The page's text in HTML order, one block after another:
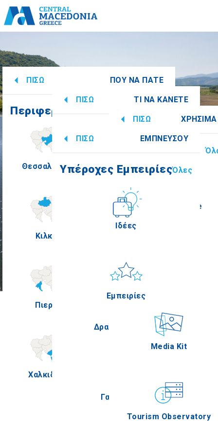
ΠΙΣΩ ΠΟΥ ΝΑ ΠΑΤΕ
Περιφερειακές Ενότητες
Θεσσαλονίκη Ημαθία
Κιλκίς
Πιερία
Χαλκιδική
ΠΙΣΩ ΤΙ ΝΑ ΚΑΝΕΤΕ
Πολιτισμός
Δραστηριότητες
Γαστρονομία
ΠΙΣΩ ΧΡΗΣΙΜΑ
How to get there
Media Kit
Tourism Observatory
ΠΙΣΩ ΕΜΠΝΕΥΣΟΥ
Υπέροχες ΕμπειρίεςΌλες
Ιδέες
Εμπειρίες